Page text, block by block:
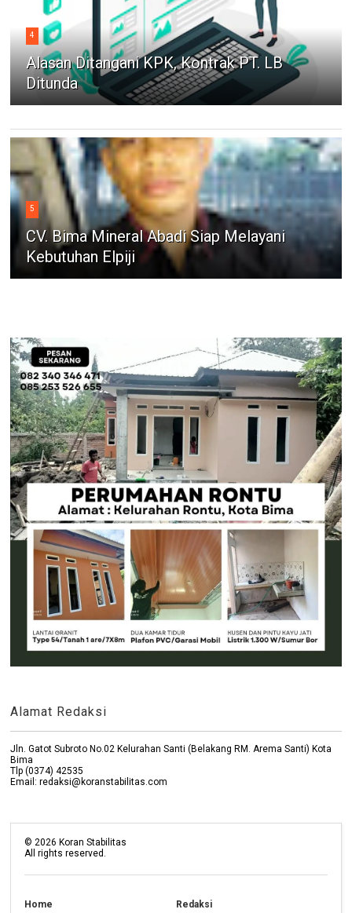
4
Alasan Ditangani KPK, Kontrak PT. LB
Ditunda
5
CV. Bima Mineral Abadi Siap Melayani
Kebutuhan Elpiji
Alamat Redaksi
Jln. Gatot Subroto No.02 Kelurahan Santi (Belakang RM. Arema Santi) Kota
Bima
Tlp (0374) 42535
Email: redaksi@koranstabilitas.com
©2026 Koran Stabilitas
All rights reserved.
Home Redaksi